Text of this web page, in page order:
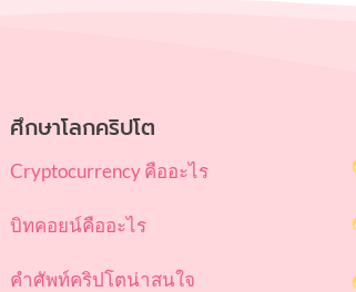
ศึกษาโลกคริปโต
Cryptocurrency คืออะไร
บิทคอยน์คืออะไร
คำศัพท์คริปโตน่าสนใจ